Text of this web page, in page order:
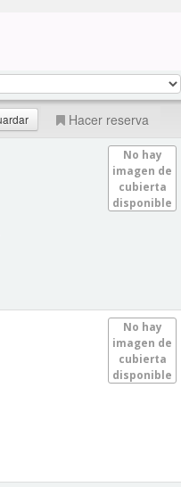
Hacer reserva
No hay
imagen de
cubierta
disponible
No hay
imagen de
cubierta
disponible